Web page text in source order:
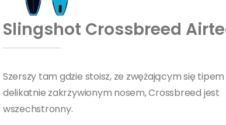
Slingshot Crossbreed
Szerszy tam gdzie stoisz, ze zwężającym się tipem
delikatnie zakrzywionym nosem, Crossbreed jest
wszechstronny.